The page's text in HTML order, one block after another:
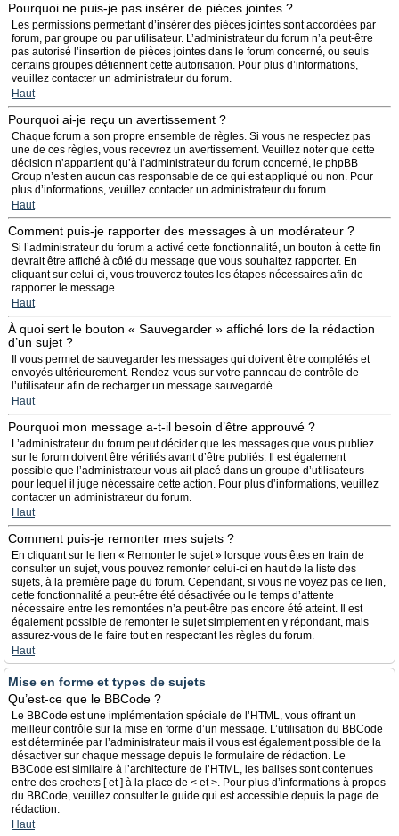
Pourquoi ne puis-je pas insérer de pièces jointes ?
Les permissions permettant d’insérer des pièces jointes sont accordées par
forum, par groupe ou par utilisateur. L’administrateur du forum n’a peut-être
pas autorisé l’insertion de pièces jointes dans le forum concerné, ou seuls
certains groupes détiennent cette autorisation. Pour plus d’informations,
veuillez contacter un administrateur du forum.
Haut
Pourquoi ai-je reçu un avertissement ?
Chaque forum a son propre ensemble de règles. Si vous ne respectez pas
une de ces règles, vous recevrez un avertissement. Veuillez noter que cette
décision n’appartient qu’à l’administrateur du forum concerné, le phpBB
Group n’est en aucun cas responsable de ce qui est appliqué ou non. Pour
plus d’informations, veuillez contacter un administrateur du forum.
Haut
Comment puis-je rapporter des messages à un modérateur ?
Si l’administrateur du forum a activé cette fonctionnalité, un bouton à cette fin
devrait être affiché à côté du message que vous souhaitez rapporter. En
cliquant sur celui-ci, vous trouverez toutes les étapes nécessaires afin de
rapporter le message.
Haut
À quoi sert le bouton « Sauvegarder » affiché lors de la rédaction
d’un sujet ?
Il vous permet de sauvegarder les messages qui doivent être complétés et
envoyés ultérieurement. Rendez-vous sur votre panneau de contrôle de
l’utilisateur afin de recharger un message sauvegardé.
Haut
Pourquoi mon message a-t-il besoin d’être approuvé ?
L’administrateur du forum peut décider que les messages que vous publiez
sur le forum doivent être vérifiés avant d’être publiés. Il est également
possible que l’administrateur vous ait placé dans un groupe d’utilisateurs
pour lequel il juge nécessaire cette action. Pour plus d’informations, veuillez
contacter un administrateur du forum.
Haut
Comment puis-je remonter mes sujets ?
En cliquant sur le lien « Remonter le sujet » lorsque vous êtes en train de
consulter un sujet, vous pouvez remonter celui-ci en haut de la liste des
sujets, à la première page du forum. Cependant, si vous ne voyez pas ce lien,
cette fonctionnalité a peut-être été désactivée ou le temps d’attente
nécessaire entre les remontées n’a peut-être pas encore été atteint. Il est
également possible de remonter le sujet simplement en y répondant, mais
assurez-vous de le faire tout en respectant les règles du forum.
Haut
Mise en forme et types de sujets
Qu’est-ce que le BBCode ?
Le BBCode est une implémentation spéciale de l’HTML, vous offrant un
meilleur contrôle sur la mise en forme d’un message. L’utilisation du BBCode
est déterminée par l’administrateur mais il vous est également possible de la
désactiver sur chaque message depuis le formulaire de rédaction. Le
BBCode est similaire à l’architecture de l’HTML, les balises sont contenues
entre des crochets [ et ] à la place de < et >. Pour plus d’informations à propos
du BBCode, veuillez consulter le guide qui est accessible depuis la page de
rédaction.
Haut